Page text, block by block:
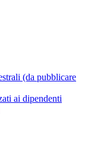
(da pubblicare
ai dipendenti